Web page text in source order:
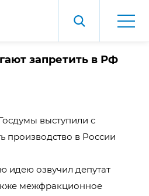
запретить в РФ
выступили с
производство в России
идею озвучил депутат
межфракционное